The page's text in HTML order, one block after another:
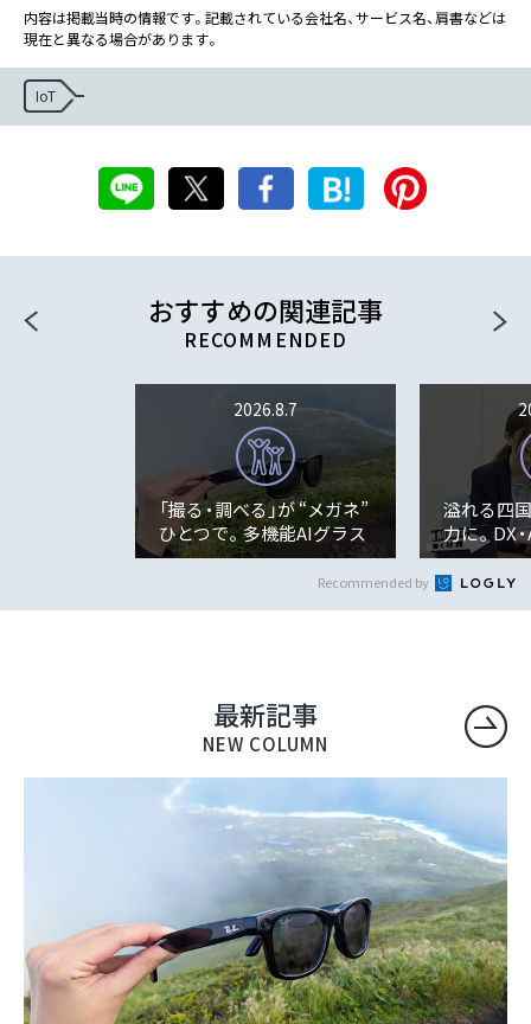
内容は掲載当時の情報です。記載されている会社名、サービス名、肩書などは
現在と異なる場合があります。
IoT
おすすめの関連記事
「撮る・調べる」が “メガネ”
ひとつで。多機能AIグラス
「Ray-Ban Me...
2026.8.7
溢れる四
力に。DX
先として
解決...
Recommended by
最新記事